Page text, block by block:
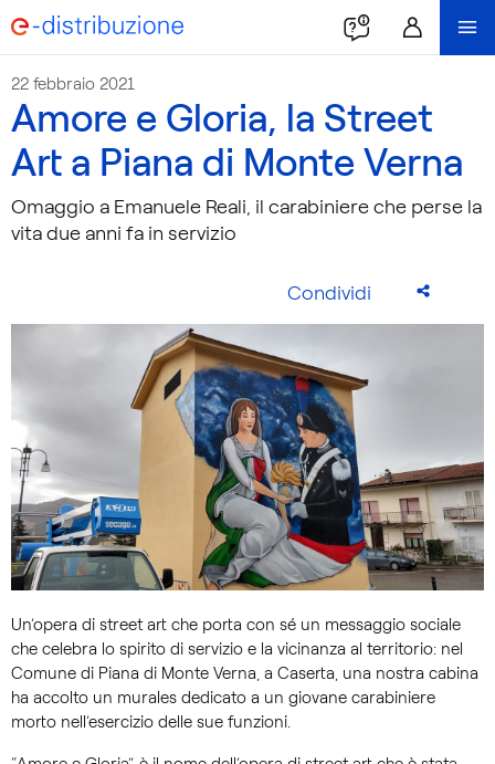
22 febbraio 2021
Amore e Gloria, la Street
Art a Piana di Monte Verna
Omaggio a Emanuele Reali, il carabiniere che perse la
vita due anni fa in servizio
Condividi
Un’opera di street art che porta con sé un messaggio sociale
che celebra lo spirito di servizio e la vicinanza al territorio: nel
Comune di Piana di Monte Verna, a Caserta, una nostra cabina
ha accolto un murales dedicato a un giovane carabiniere
morto nell’esercizio delle sue funzioni.